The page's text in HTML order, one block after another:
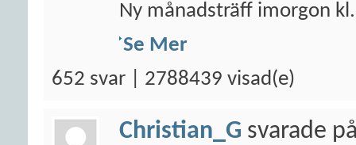
Ny månadsträff imorgon
Se Mer
652 svar | 2788439 visad(e)
Christian_G svarade